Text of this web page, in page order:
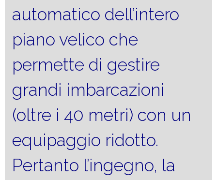
automatico dell’intero
piano velico che
permette di gestire
grandi imbarcazioni
(oltre i 40 metri) con un
equipaggio ridotto.
Pertanto l’ingegno, la